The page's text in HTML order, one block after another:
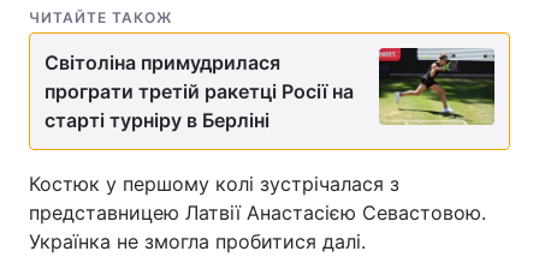
ЧИТАЙТЕ ТАКОЖ
Світоліна примудрилася
програти третій ракетці Росії на
старті турніру в Берліні
Костюк у першому колі зустрічалася з
представницею Латвії Анастасією Севастовою.
Українка не змогла пробитися далі.